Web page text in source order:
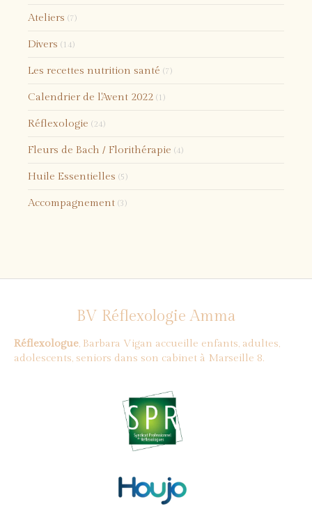
Ateliers (7)
Divers (14)
Les recettes nutrition santé (7)
Calendrier de l'Avent 2022 (1)
Réflexologie (24)
Fleurs de Bach / Florithérapie (4)
Huile Essentielles (5)
Accompagnement (3)
BV Réflexologie Amma
Réflexologue, Barbara Vigan accueille enfants, adultes,
adolescents, seniors dans son cabinet à Marseille 8.